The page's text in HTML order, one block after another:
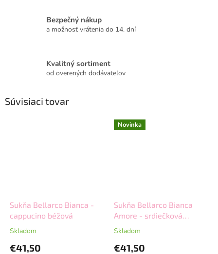
Bezpečný nákup
a možnosť vrátenia do 14. dní
Kvalitný sortiment
od overených dodávateľov
Súvisiaci tovar
Sukňa Bellarco Bianca -
cappucino béžová
Skladom
€41,50
Novinka
Sukňa Bellarco Bianca
Amore - srdiečková
Skladom
€41,50